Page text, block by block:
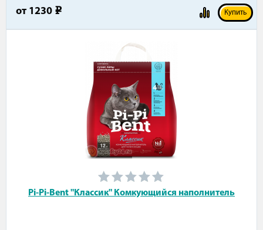
от 1230 e Купить
Pi-Pi-Bent "Классик" Комкующийся наполнитель